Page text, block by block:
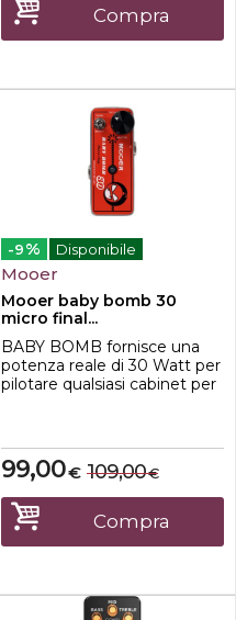
Risposta in frequenza da 5
Hz a 24 kHz - Gamma
dinamic...
Compra
-9% Disponibile
Mooer
Mooer baby bomb 30
micro final...
BABY BOMB fornisce una
potenza reale di 30 Watt per
pilotare qualsiasi cabinet per
preamplificatori preferiti.
€
99,00 €
109,00
Compra